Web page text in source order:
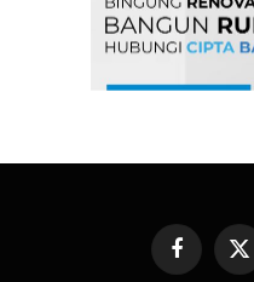
FacebookX